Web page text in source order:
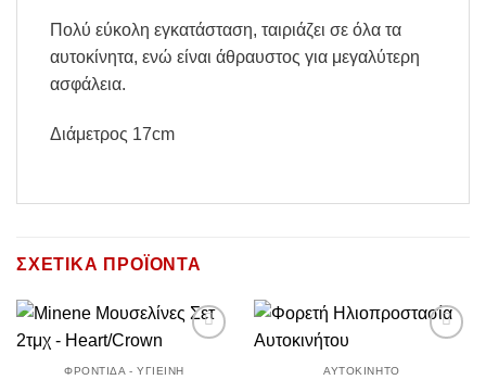
Πολύ εύκολη εγκατάσταση, ταιριάζει σε όλα τα
αυτοκίνητα, ενώ είναι άθραυστος για μεγαλύτερη
ασφάλεια.
Διάμετρος 17cm
ΣΧΕΤΙΚΆ ΠΡΟΪΌΝΤΑ
Wishlist
ΦΡΟΝΤΊΔΑ - ΥΓΙΕΙΝΉ ΑΥΤΟΚΊΝΗΤΟ